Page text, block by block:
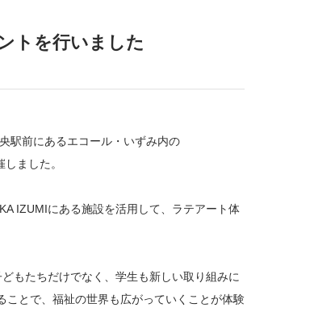
トを行いました
駅前にあるエコール・いずみ内の
ました。
IZUMIにある施設を活用して、ラテアート体
もたちだけでなく、学生も新しい取り組みに
とで、福祉の世界も広がっていくことが体験